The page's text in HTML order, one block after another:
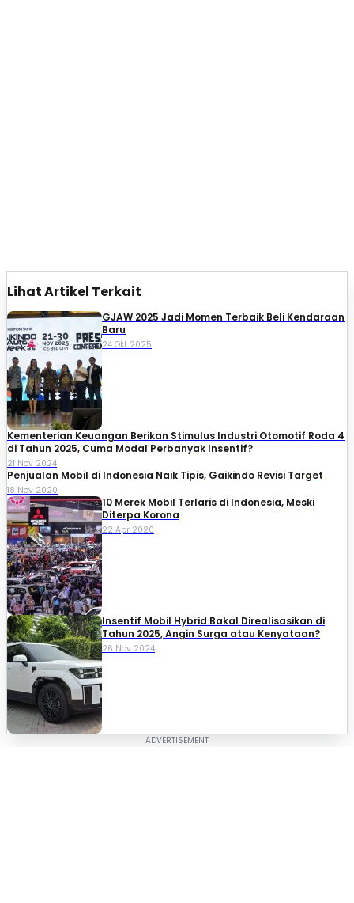
Lihat Artikel Terkait
GJAW 2025 Jadi Momen Terbaik Beli Kendaraan
Baru
24 Okt 2025
Kementerian Keuangan Berikan Stimulus Industri Otomotif Roda 4
di Tahun 2025, Cuma Modal Perbanyak Insentif?
21 Nov 2024
Penjualan Mobil di Indonesia Naik Tipis, Gaikindo Revisi Target
18 Nov 2020
10 Merek Mobil Terlaris di Indonesia, Meski
Diterpa Korona
22 Apr 2020
Insentif Mobil Hybrid Bakal Direalisasikan di
Tahun 2025, Angin Surga atau Kenyataan?
26 Nov 2024